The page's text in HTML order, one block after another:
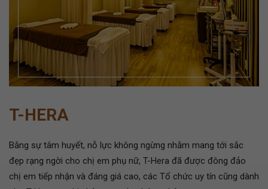
T-HERA
Bằng sự tâm huyết, nỗ lực không ngừng nhằm mang tới sắc
đẹp rạng ngời cho chị em phụ nữ, T-Hera đã được đông đảo
chị em tiếp nhận và đáng giá cao, các Tổ chức uy tín cũng dành